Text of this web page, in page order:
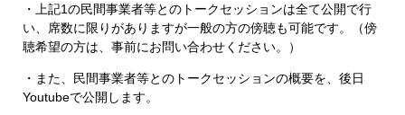
・上記1の民間事業者等とのトークセッションは全て公開で行
い、席数に限りがありますが一般の方の傍聴も可能です。（傍
聴希望の方は、事前にお問い合わせください。）
・また、民間事業者等とのトークセッションの概要を、後日
Youtubeで公開します。